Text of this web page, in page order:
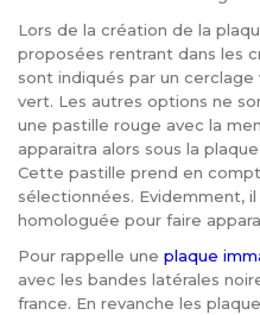
Lors de la création de la
proposées rentrant dans les
sont indiqués par un
vert. Les autres options ne
une pastille rouge avec la
apparaitra alors sous la
Cette pastille prend en
sélectionnées. Evidemment,
homologuée pour faire
Pour rappelle une plaque
avec les bandes latérales
france. En revanche les